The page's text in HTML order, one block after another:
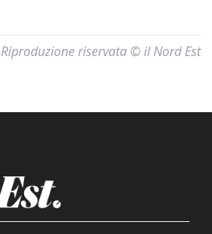
Riproduzione riservata © il Nord Est